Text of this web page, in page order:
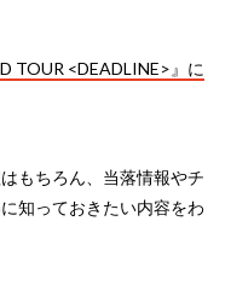
TOUR <DEADLINE>』に
もちろん、当落情報やチ
知っておきたい内容をわ